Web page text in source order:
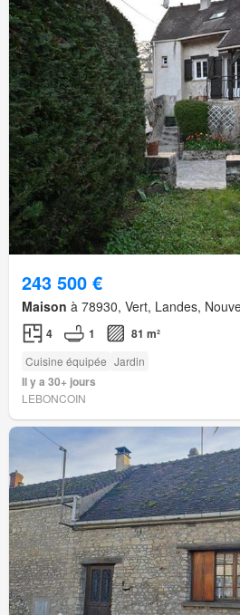
243 500 €
Maison à 78930, Vert, Landes,
4 1 81 m²
Cuisine équipée Jardin
Il y a 30+ jours
LEBONCOIN